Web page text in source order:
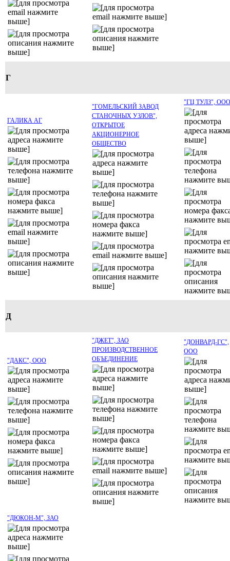
Г
ГАЛИКА АГ
"ГОМЕЛЬСКИЙ ЗАВОД
СТАНОЧНЫХ УЗЛОВ",
ОТКРЫТОЕ
АКЦИОНЕРНОЕ
ОБЩЕСТВО
"ГЦ ТУЛЗ", ООО
Д
"ДАКС", ООО
"ДЖЕТ", ЗАО
ПРОИЗВОДСТВЕННОЕ
ОБЪЕДИНЕНИЕ
"ДОНВАРД-ГС",
ООО
"ДЮКОН-М", ЗАО